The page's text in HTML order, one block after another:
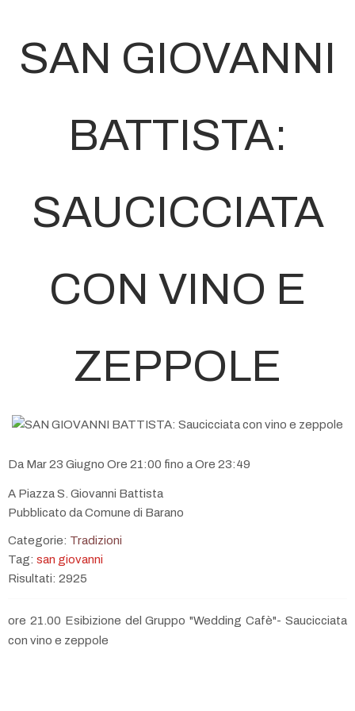
SAN GIOVANNI
BATTISTA:
SAUCICCIATA
CON VINO E
ZEPPOLE
Da Mar 23 Giugno Ore 21:00 fino a Ore 23:49
A Piazza S. Giovanni Battista
Pubblicato da Comune di Barano
Categorie: Tradizioni
Tag: san giovanni
Risultati: 2925
ore 21.00 Esibizione del Gruppo "Wedding Cafè"- Saucicciata
con vino e zeppole